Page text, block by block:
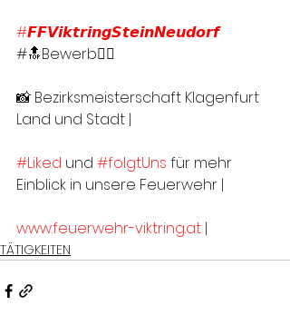
#𝙁𝙁𝙑𝙞𝙠𝙩𝙧𝙞𝙣𝙜𝙎𝙩𝙚𝙞𝙣𝙉𝙚𝙪𝙙𝙤𝙧𝙛
#🔝Bewerb👍🏻
📸 Bezirksmeisterschaft Klagenfurt
Land und Stadt |
#Liked und #folgtUns für mehr
Einblick in unsere Feuerwehr |
www.feuerwehr-viktring.at |
TÄTIGKEITEN